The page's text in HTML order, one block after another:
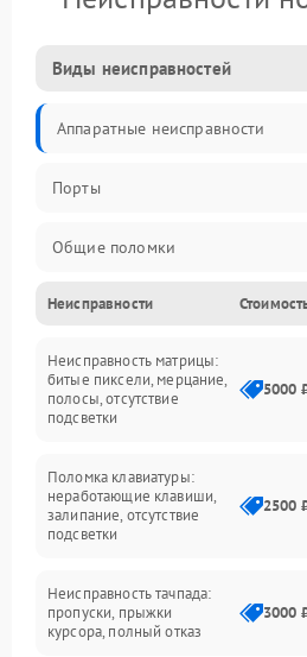
Виды неисправностей
Аппаратные неисправности
Порты
Общие поломки
Устройства
Программные ошибки
Электрические и системные сбои
Интерфейсные проблемы
Батарея
Сеть и интернет
Неисправности
Неисправность матрицы:
битые пиксели, мерцание,
полосы, отсутствие
подсветки
5000
Поломка клавиатуры:
неработающие клавиши,
залипание, отсутствие
подсветки
2500
Неисправность тачпада:
пропуски, прыжки
курсора, полный отказ
3000